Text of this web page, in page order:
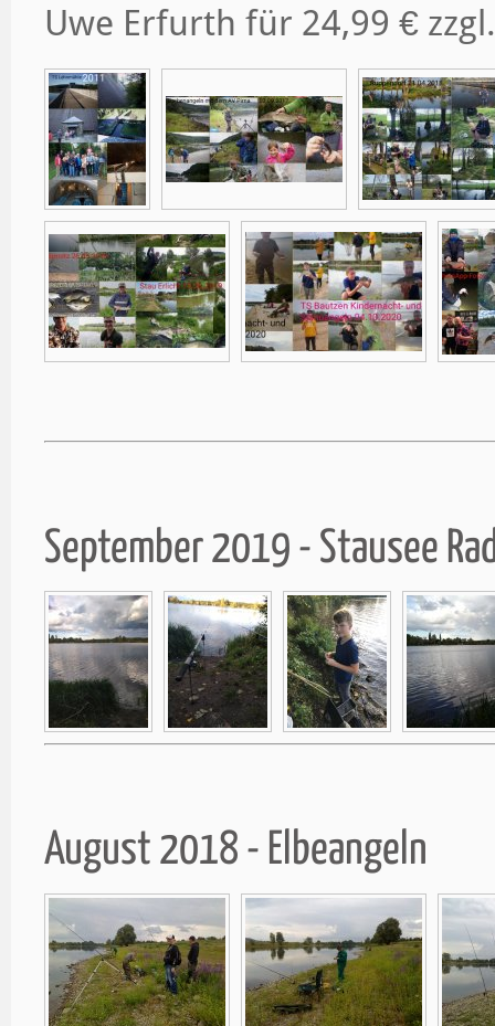
Uwe Erfurth für 24,99 €
September 2019 - Stausee
August 2018 - Elbeangeln